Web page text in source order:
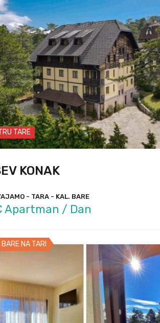
TARE
KONAK
- TARA - KAL. BARE
Apartman / Dan
NA TARI